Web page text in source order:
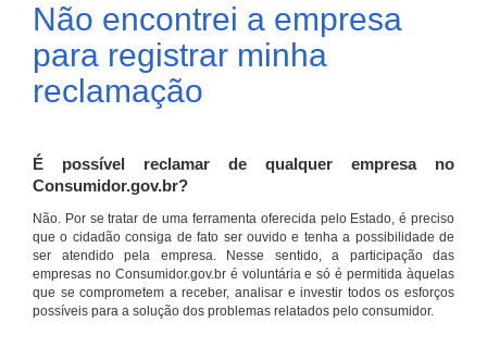
Não encontrei a empresa
para registrar minha
reclamação
É possível reclamar de qualquer empresa no
Consumidor.gov.br?
Não. Por se tratar de uma ferramenta oferecida pelo Estado, é preciso
que o cidadão consiga de fato ser ouvido e tenha a possibilidade de
ser atendido pela empresa. Nesse sentido, a participação das
empresas no Consumidor.gov.br é voluntária e só é permitida àquelas
que se comprometem a receber, analisar e investir todos os esforços
possíveis para a solução dos problemas relatados pelo consumidor.